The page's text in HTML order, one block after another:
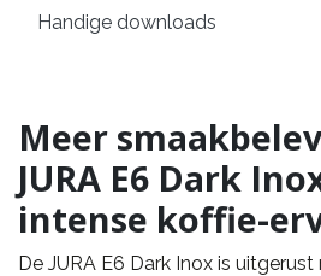
Handige downloads
Meer
JURA E6 Dark
intense koffie-
De JURA E6 Dark Inox is